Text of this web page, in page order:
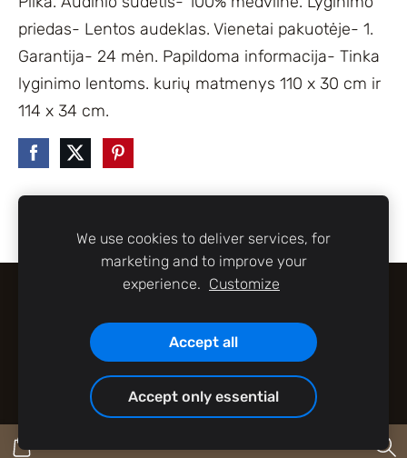
priedas- Lentos audeklas. Vienetai pakuotėje- 1.
Garantija- 24 mėn. Papildoma informacija- Tinka
lyginimo lentoms. kurių matmenys 110 x 30 cm ir
114 x 34 cm.
tel:+37065533447
We use cookies to deliver services, for
marketing and to improve your
experience. Customize
Accept all
Accept only essential